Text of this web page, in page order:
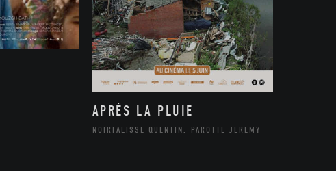
APRÈS LA PLUIE
NOIRFALISSE QUENTIN, PAROTTE JEREMY